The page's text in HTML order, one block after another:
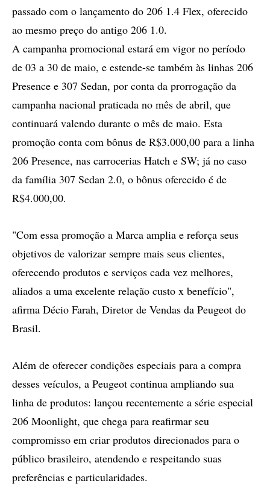
passado com o lançamento do 206 1.4 Flex, oferecido
ao mesmo preço do antigo 206 1.0.
A campanha promocional estará em vigor no período
de 03 a 30 de maio, e estende-se também às linhas 206
Presence e 307 Sedan, por conta da prorrogação da
campanha nacional praticada no mês de abril, que
continuará valendo durante o mês de maio. Esta
promoção conta com bônus de R$3.000,00 para a linha
206 Presence, nas carrocerias Hatch e SW; já no caso
da família 307 Sedan 2.0, o bônus oferecido é de
R$4.000,00.
"Com essa promoção a Marca amplia e reforça seus
objetivos de valorizar sempre mais seus clientes,
oferecendo produtos e serviços cada vez melhores,
aliados a uma excelente relação custo x benefício",
afirma Décio Farah, Diretor de Vendas da Peugeot do
Brasil.
Além de oferecer condições especiais para a compra
desses veículos, a Peugeot continua ampliando sua
linha de produtos: lançou recentemente a série especial
206 Moonlight, que chega para reafirmar seu
compromisso em criar produtos direcionados para o
público brasileiro, atendendo e respeitando suas
preferências e particularidades.